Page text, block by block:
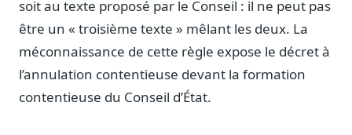
Consultants seniors, plateforme Legiwatch incluse
Guides pratiques
soit au texte proposé par le Conseil : il ne peut pas
être un « troisième texte » mêlant les deux. La
méconnaissance de cette règle expose le décret à
l’annulation contentieuse devant la formation
contentieuse du Conseil d’État.